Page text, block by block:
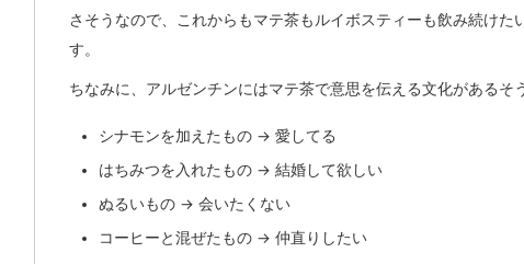
さそうなので、これからもマテ茶もルイボスティーも飲み続けた
す。
ちなみに、アルゼンチンにはマテ茶で意思を伝える文化があるそ
シナモンを加えたもの → 愛してる
はちみつを入れたもの → 結婚して欲しい
ぬるいもの → 会いたくない
コーヒーと混ぜたもの → 仲直りしたい